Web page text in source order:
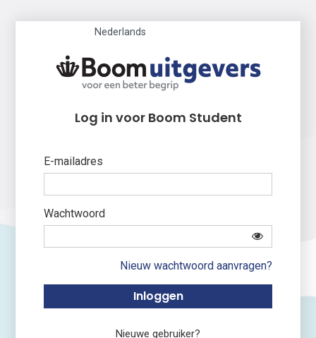
Nederlands
Log in voor Boom Student
E-mailadres
Wachtwoord
Nieuw wachtwoord aanvragen?
Nieuwe gebruiker?